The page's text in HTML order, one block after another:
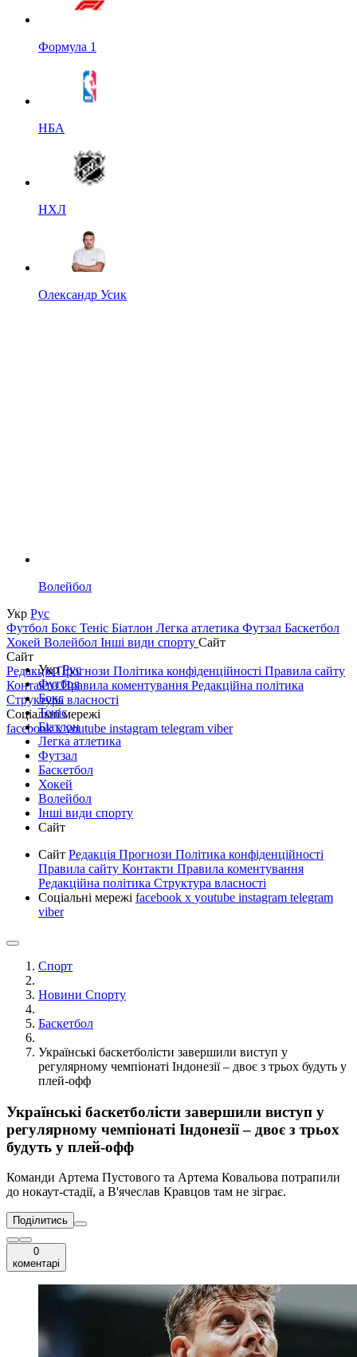
Формула 1
НБА
НХЛ
Олександр Усик
Волейбол
Укр Рус
Футбол Бокс Теніс Біатлон Легка атлетика Футзал Баскетбол
Хокей Волейбол Інші види спорту Сайт
Сайт
РедакціяПрогнози Політика конфіденційності Правила сайту
КонтактиПравила коментування Редакційна політика
Структура власності
Соціальні мережі
facebookxyoutube instagram telegram viber
УкрРус
Футбол
Бокс
Теніс
Біатлон
Легка атлетика
Футзал
Баскетбол
Хокей
Волейбол
Інші види спорту
Сайт
Сайт Редакція Прогнози Політика конфіденційності
Правила сайту Контакти Правила коментування
Редакційна політика Структура власності
Соціальні мережі facebook x youtube instagram telegram
viber
Спорт
Новини Спорту
Баскетбол
Українські баскетболісти завершили виступ у
регулярному чемпіонаті Індонезії – двоє з трьох будуть у
плей-офф
Українські баскетболісти завершили виступ у
регулярному чемпіонаті Індонезії – двоє з трьох
будуть у плей-офф
Команди Артема Пустового та Артема Ковальова потрапили
до нокаут-стадії, а В'ячеслав Кравцов там не зіграє.
Поділитись
0
коментарі